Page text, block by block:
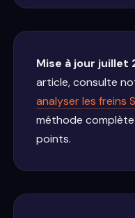
Mise à jour juillet
article, consulte
analyser les freins
méthode
points.